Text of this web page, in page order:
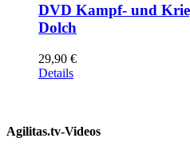
DVD Kampf- und
Dolch
29,90 €
Details
Agilitas.tv-Videos